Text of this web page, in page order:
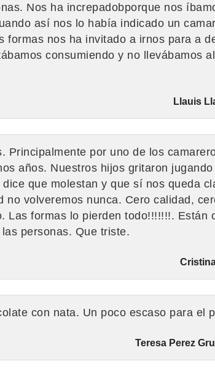
Nos ha increpadobporque nos
así nos lo había indicado un
formas nos ha invitado a irnos para a
consumiendo y no llevábamos
Llauis
Principalmente por uno de los
años. Nuestros hijos gritaron
que molestan y que sí nos queda
no volveremos nunca. Cero calidad,
Las formas lo pierden todo!!!!!!!. Están
personas. Que triste.
con nata. Un poco escaso para el
Teresa Perez